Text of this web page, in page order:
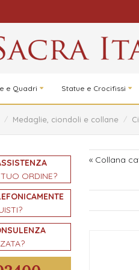
e Quadri Statue e Crocifissi
/ Medaglie, ciondoli e collane /
« Collana
ORDINE?